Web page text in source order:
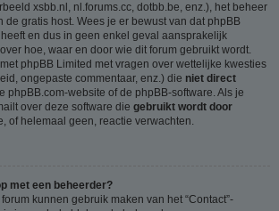
xsbb.nl, nl.forums.cc, dotbb.be, enz.), het beheer
de gratis host. Wees je er bewust van dat phpBB
heeft en dus in geen enkel geval aansprakelijk
hoe, waar en door wie dit forum gebruikt wordt.
phpBB Limited met vragen over wettelijke kwesties
ongepaste commentaar, enz.) die niet direct
phpBB.com-website of de phpBB-software. Als je
over deze software die gebruikt wordt door
of helemaal geen, reactie verwachten.
met een beheerder?
kunnen gebruik maken van het “Contact”-